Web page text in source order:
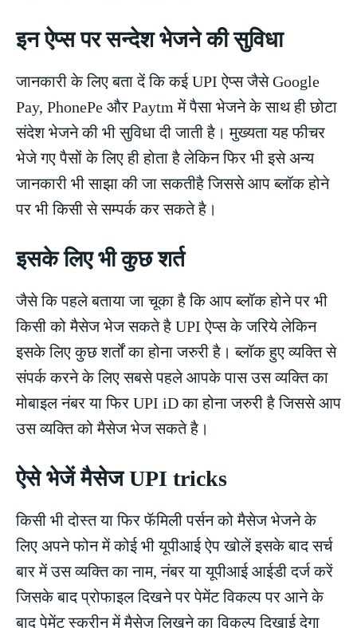
इन ऐप्स पर सन्देश भेजने की सुविधा
जानकारी के लिए बता दें कि कई UPI ऐप्स जैसे Google
Pay, PhonePe और Paytm में पैसा भेजने के साथ ही छोटा
संदेश भेजने की भी सुविधा दी जाती है। मुख्यता यह फीचर
भेजे गए पैसों के लिए ही होता है लेकिन फिर भी इसे अन्य
जानकारी भी साझा की जा सकतीहै जिससे आप ब्लॉक होने
पर भी किसी से सम्पर्क कर सकते है।
इसके लिए भी कुछ शर्त
जैसे कि पहले बताया जा चूका है कि आप ब्लॉक होने पर भी
किसी को मैसेज भेज सकते है UPI ऐप्स के जरिये लेकिन
इसके लिए कुछ शर्तों का होना जरुरी है। ब्लॉक हुए व्यक्ति से
संपर्क करने के लिए सबसे पहले आपके पास उस व्यक्ति का
मोबाइल नंबर या फिर UPI iD का होना जरुरी है जिससे आप
उस व्यक्ति को मैसेज भेज सकते है।
ऐसे भेजें मैसेज UPI tricks
किसी भी दोस्त या फिर फॅमिली पर्सन को मैसेज भेजने के
लिए अपने फोन में कोई भी यूपीआई ऐप खोलें इसके बाद सर्च
बार में उस व्यक्ति का नाम, नंबर या यूपीआई आईडी दर्ज करें
जिसके बाद प्रोफाइल दिखने पर पेमेंट विकल्प पर आने के
बाद पेमेंट स्क्रीन में मैसेज लिखने का विकल्प दिखाई देगा